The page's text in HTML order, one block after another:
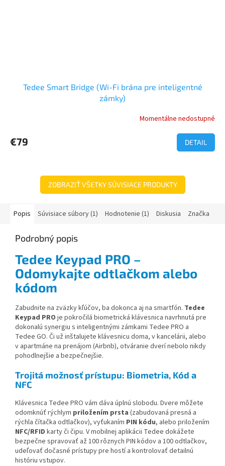
Tedee Smart Bridge (Wi-Fi brána pre inteligentné
zámky)
Momentálne nedostupné
€79 DETAIL
ZOBRAZIŤ VŠETKY SÚVISIACE PRODUKTY
Popis Súvisiace súbory (1) Hodnotenie (1) Diskusia Značka
Podrobný popis
Tedee Keypad PRO –
Odomykajte odtlačkom alebo
kódom
Zabudnite na zväzky kľúčov, ba dokonca aj na smartfón. Tedee
Keypad PRO je pokročilá biometrická klávesnica navrhnutá pre
dokonalú synergiu s inteligentnými zámkami Tedee PRO a
Tedee GO. Či už inštalujete klávesnicu doma, v kancelárii, alebo
v apartmáne na prenájom (Airbnb), otváranie dverí nebolo nikdy
pohodlnejšie a bezpečnejšie.
Trojitá možnosť prístupu: Biometria, Kód a
NFC
Klávesnica Tedee PRO vám dáva úplnú slobodu. Dvere môžete
odomknúť rýchlym priložením prsta (zabudovaná presná a
rýchla čítačka odtlačkov), vyťukaním PIN kódu, alebo priložením
NFC/RFID karty či čipu. V mobilnej aplikácii Tedee dokážete
bezpečne spravovať až 100 rôznych PIN kódov a 100 odtlačkov,
udeľovať dočasné prístupy pre hostí a kontrolovať detailnú
históriu vstupov.